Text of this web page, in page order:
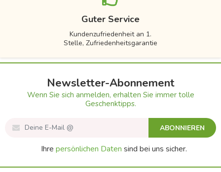
Guter Service
Kundenzufriedenheit an 1.
Stelle, Zufriedenheitsgarantie
Newsletter-Abonnement
Wenn Sie sich anmelden, erhalten Sie immer tolle
Geschenktipps.
ABONNIEREN
Ihre persönlichen Daten sind bei uns sicher.